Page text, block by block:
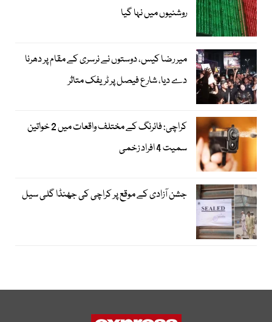
روشنیوں میں نہا گیا
میر رضا کیس، دوستوں نے نرسری کے مقام پر دھرنا
دے دیا، شارع فیصل پر ٹریفک متاثر
کراچی: فائرنگ کے مختلف واقعات میں 2 خواتین
سمیت 4 افراد زخمی
جشن آزادی کے موقع پر کراچی کی جھنڈا گلی سیل